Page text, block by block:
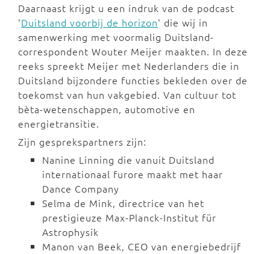
Daarnaast krijgt u een indruk van de podcast
'Duitsland voorbij de horizon' die wij in
samenwerking met voormalig Duitsland-
correspondent Wouter Meijer maakten. In deze
reeks spreekt Meijer met Nederlanders die in
Duitsland bijzondere functies bekleden over de
toekomst van hun vakgebied. Van cultuur tot
bèta-wetenschappen, automotive en
energietransitie.
Zijn gesprekspartners zijn:
Nanine Linning die vanuit Duitsland
internationaal furore maakt met haar
Dance Company
Selma de Mink, directrice van het
prestigieuze Max-Planck-Institut für
Astrophysik
Manon van Beek, CEO van energiebedrijf